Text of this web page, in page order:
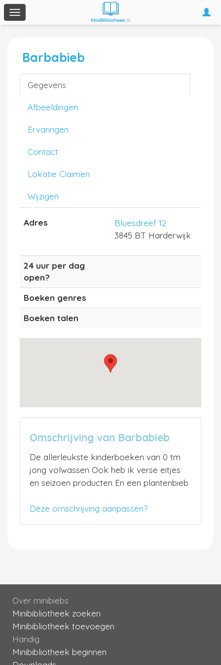
Toggle
navigation
Barbabieb
Gegevens
Afbeeldingen
Ervaringen
Contact
Lokatie Claimen
Wijzigen
Adres
Bluesdreef 12
3845 BT Harderwijk
24 uur per dag
open?
Boeken genres
Boeken talen
Omschrijving van Barbabieb
De allerleukste kinderboeken van 0 tm
jong volwassen Ook heb ik verse eitjes
en seizoen producten En een plantenbieb
Deze omschrijving aanpassen?
Over minibiebs
Minibibliotheek zoeken
Minibibliotheek toevoegen
Handig
Minibibliotheek beginnen